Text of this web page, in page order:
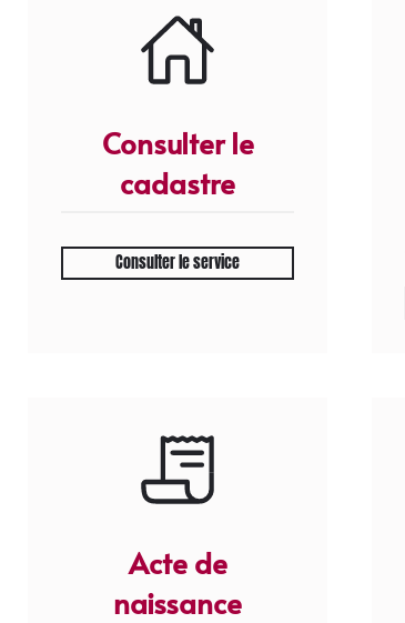
Consulter le
cadastre
Consulter le service
Acte de
naissance